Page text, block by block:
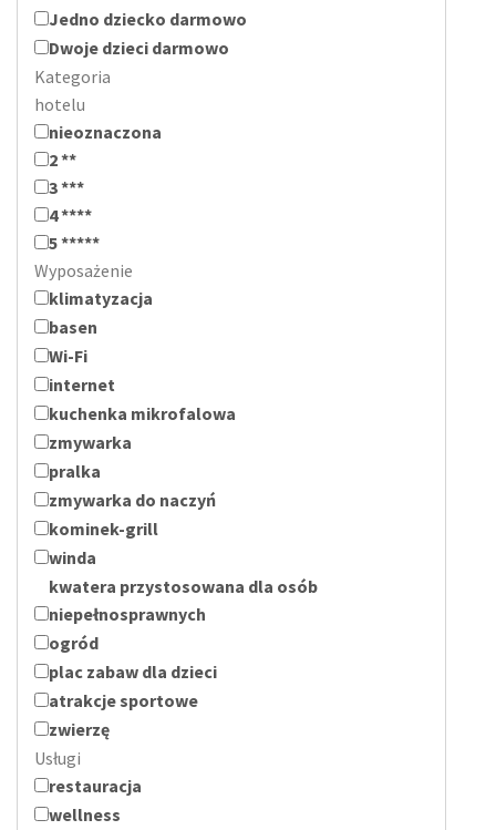
Jedno dziecko darmowo
Dwoje dzieci darmowo
Kategoria
hotelu
nieoznaczona
2 **
3 ***
4 ****
5 *****
Wyposażenie
klimatyzacja
basen
Wi-Fi
internet
kuchenka mikrofalowa
zmywarka
pralka
zmywarka do naczyń
kominek-grill
winda
kwatera przystosowana dla osób
niepełnosprawnych
ogród
plac zabaw dla dzieci
atrakcje sportowe
zwierzę
Usługi
restauracja
wellness